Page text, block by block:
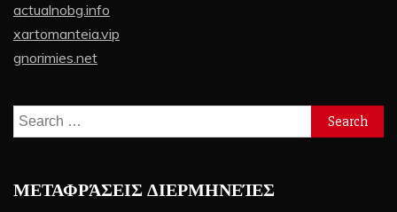
actualnobg.info
xartomanteia.vip
gnorimies.net
Search
for:
ΜΕΤΑΦΡΆΣΕΙΣ ΔΙΕΡΜΗΝΕΊΕΣ